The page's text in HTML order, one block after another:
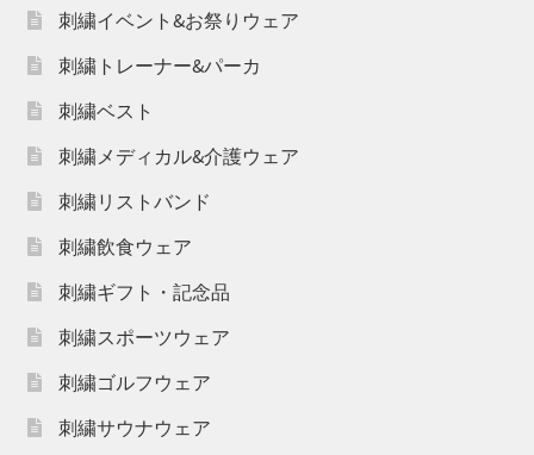
刺繍イベント&お祭りウェア
刺繍トレーナー&パーカ
刺繍ベスト
刺繍メディカル&介護ウェア
刺繍リストバンド
刺繍飲食ウェア
刺繍ギフト・記念品
刺繍スポーツウェア
刺繍ゴルフウェア
刺繍サウナウェア